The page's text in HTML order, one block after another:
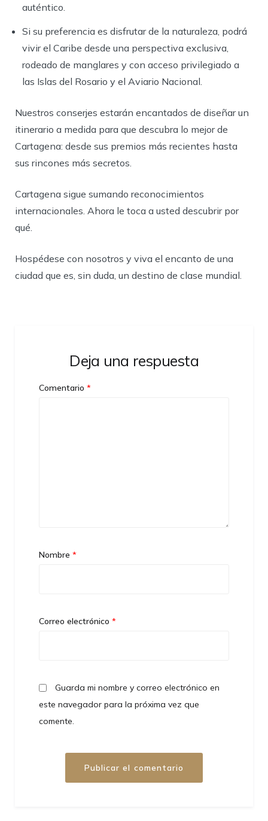
auténtico.
Si su preferencia es disfrutar de la naturaleza, podrá
vivir el Caribe desde una perspectiva exclusiva,
rodeado de manglares y con acceso privilegiado a
las Islas del Rosario y el Aviario Nacional.
Nuestros conserjes estarán encantados de diseñar un
itinerario a medida para que descubra lo mejor de
Cartagena: desde sus premios más recientes hasta
sus rincones más secretos.
Cartagena sigue sumando reconocimientos
internacionales. Ahora le toca a usted descubrir por
qué.
Hospédese con nosotros y viva el encanto de una
ciudad que es, sin duda, un destino de clase mundial.
Deja una respuesta
Comentario *
Nombre *
Correo electrónico *
Guarda mi nombre y correo electrónico en
este navegador para la próxima vez que
comente.